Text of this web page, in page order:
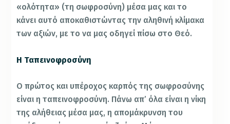
«ολότητα» (τη σωφροσύνη) μέσα μας και το
κάνει αυτό αποκαθιστώντας την αληθινή κλίμακα
των αξιών, με το να μας οδηγεί πίσω στο Θεό.
Η Ταπεινοφροσύνη
Ο πρώτος και υπέροχος καρπός της σωφροσύνης
είναι η ταπεινοφροσύνη. Πάνω απ’ όλα είναι η νίκη
της αλήθειας μέσα μας, η απομάκρυνση του